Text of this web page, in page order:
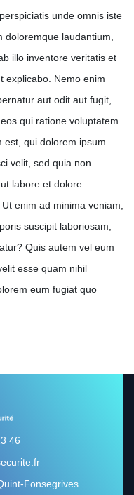
unde omnis iste
laudantium,
illo inventore veritatis et
explicabo. Nemo enim
aut odit aut fugit,
qui ratione voluptatem
est, qui dolorem ipsum
velit, sed quia non
labore et dolore
enim ad minima veniam,
suscipit laboriosam,
Quis autem vel eum
esse quam nihil
eum fugiat quo
46
Fonsegrives